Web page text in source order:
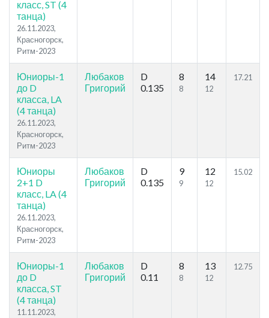
класс, ST (4
танца)
26.11.2023,
Красногорск,
Ритм-2023
Юниоры-1
до D
класса, LA
(4 танца)
26.11.2023,
Красногорск,
Ритм-2023
Любаков
Григорий
D
0.135
8
8
14
12
17.21
Юниоры
2+1 D
класс, LA (4
танца)
26.11.2023,
Красногорск,
Ритм-2023
Любаков
Григорий
D
0.135
9
9
12
12
15.02
Юниоры-1
до D
класса, ST
(4 танца)
11.11.2023,
Любаков
Григорий
D
0.11
8
8
13
12
12.75